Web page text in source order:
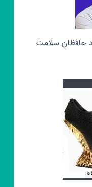
حافظان سلامت